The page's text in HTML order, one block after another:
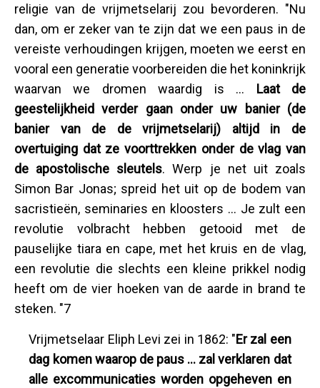
religie van de vrijmetselarij zou bevorderen. "Nu
dan, om er zeker van te zijn dat we een paus in de
vereiste verhoudingen krijgen, moeten we eerst en
vooral een generatie voorbereiden die het koninkrijk
waarvan we dromen waardig is ... Laat de
geestelijkheid verder gaan onder uw banier (de
banier van de de vrijmetselarij) altijd in de
overtuiging dat ze voorttrekken onder de vlag van
de apostolische sleutels. Werp je net uit zoals
Simon Bar Jonas; spreid het uit op de bodem van
sacristieën, seminaries en kloosters ... Je zult een
revolutie volbracht hebben getooid met de
pauselijke tiara en cape, met het kruis en de vlag,
een revolutie die slechts een kleine prikkel nodig
heeft om de vier hoeken van de aarde in brand te
steken. "7
Vrijmetselaar Eliph Levi zei in 1862: "Er zal een
dag komen waarop de paus ... zal verklaren dat
alle excommunicaties worden opgeheven en